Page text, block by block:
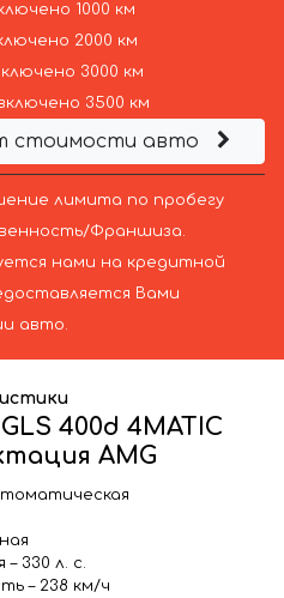
1000 км
2000 км
3000 км
3500 км
стоимости авто
лимита по пробегу
Франшиза.
нами на кредитной
Вами
авто.
400d 4MATIC
AMG
330 л. с.
– 238 км/ч